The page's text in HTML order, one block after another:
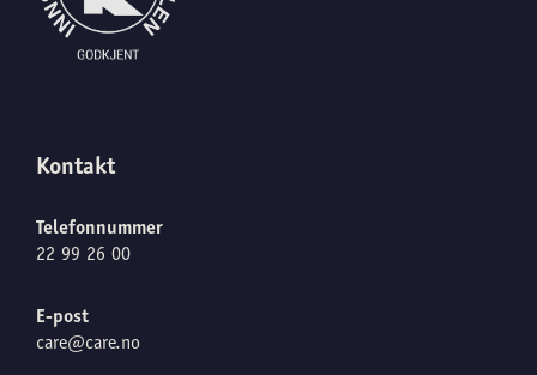
Kontakt
Telefonnummer
22 99 26 00
E-post
care@care.no